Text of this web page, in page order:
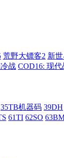
荒野大镖客2 新
战 COD16: 现
35TB机器码 39DH
61TI 62SO